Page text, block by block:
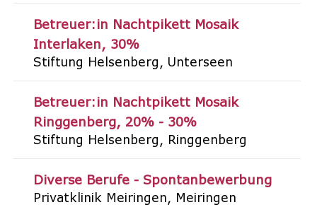
Betreuer:in Nachtpikett Mosaik
Interlaken
30%
Stiftung Helsenberg Unterseen
Betreuer:in Nachtpikett Mosaik
Ringgenberg
20% - 30%
Stiftung Helsenberg Ringgenberg
Diverse Berufe - Spontanbewerbung
Privatklinik Meiringen Meiringen